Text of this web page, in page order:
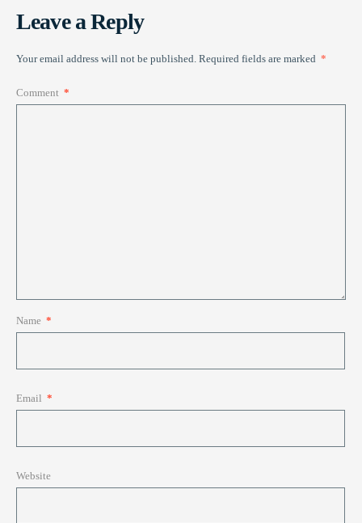
Leave a Reply
Your email address will not be published. Required fields are marked *
Comment *
Name *
Email *
Website